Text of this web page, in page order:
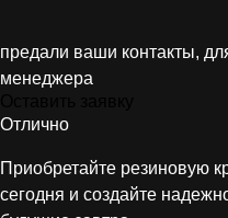
предали ваши контакты,
менеджера
Отлично
Приобретайте резиновую
сегодня и создайте